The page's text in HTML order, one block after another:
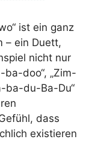
ist ein ganz
– ein Duett,
nicht nur
ba-doo“, „Zim-
ba-du-Ba-Du“
dass
existieren